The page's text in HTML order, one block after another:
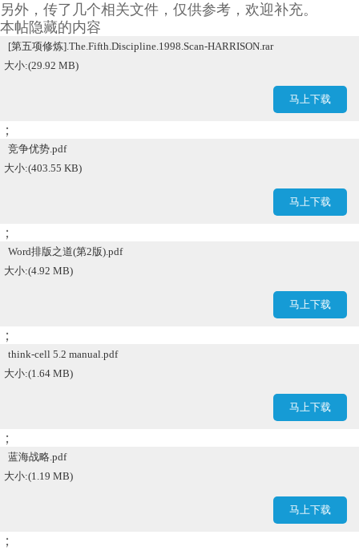
另外，传了几个相关文件，仅供参考，欢迎补充。
本帖隐藏的内容
[第五项修炼].The.Fifth.Discipline.1998.Scan-HARRISON.rar
大小:(29.92 MB)
马上下载
；
竞争优势.pdf
大小:(403.55 KB)
马上下载
；
Word排版之道(第2版).pdf
大小:(4.92 MB)
马上下载
；
think-cell 5.2 manual.pdf
大小:(1.64 MB)
马上下载
；
蓝海战略.pdf
大小:(1.19 MB)
马上下载
；